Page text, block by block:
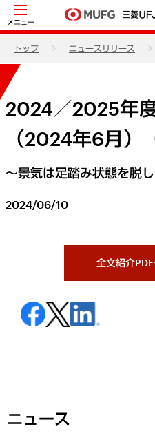
メニュー
トップ ニュースリリース
2024／2025年
（2024年6月）
～景気は足踏み状態を脱
2024/06/10
全文紹介
ニュース